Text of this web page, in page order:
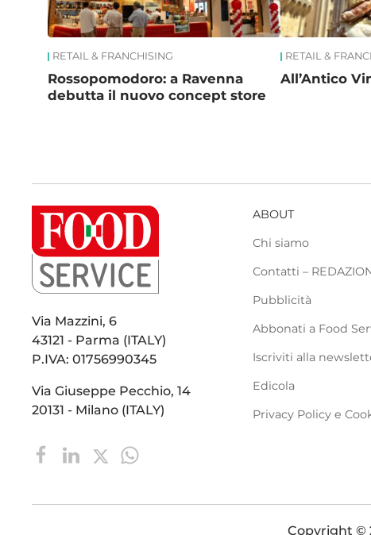
RETAIL & FRANCHISING
Rossopomodoro: a Ravenna
debutta il nuovo concept store
RETAIL &
All’Antico
Via Mazzini, 6
43121 - Parma (ITALY)
P.IVA: 01756990345
Via Giuseppe Pecchio, 14
20131 - Milano (ITALY)
ABOUT
Chi siamo
Contatti –
Pubblicità
Abbonati a Food
Iscriviti alla
Edicola
Privacy Policy e
Copyright ©